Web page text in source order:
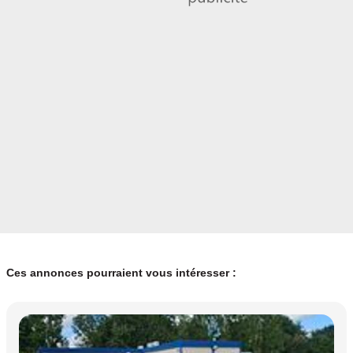
Ces annonces pourraient vous intéresser :